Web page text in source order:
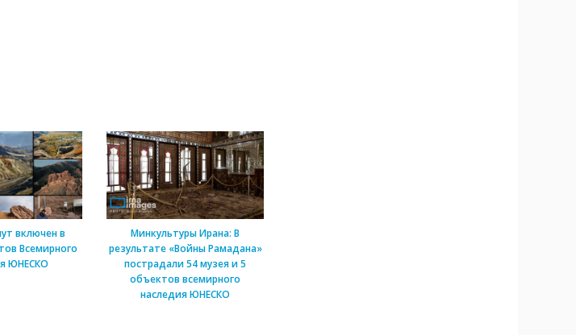
включен в
Всемирного
ЮНЕСКО
Минкультуры Ирана: В
результате «Войны Рамадана»
пострадали 54 музея и 5
объектов всемирного
наследия ЮНЕСКО